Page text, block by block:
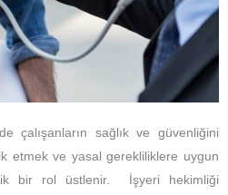
çalışanların sağlık ve güvenliğini
etmek ve yasal gerekliliklere uygun
bir rol üstlenir. İşyeri hekimliği